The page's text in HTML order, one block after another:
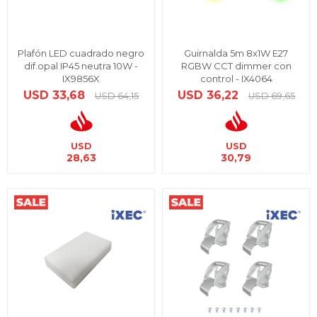
Plafón LED cuadrado negro
dif.opal IP45 neutra 10W -
IX9856X
USD 33,68 USD 64,15
USD
28,63
Guirnalda 5m 8x1W E27
RGBW CCT dimmer con
control - IX4064
USD 36,22 USD 69,65
USD
30,79